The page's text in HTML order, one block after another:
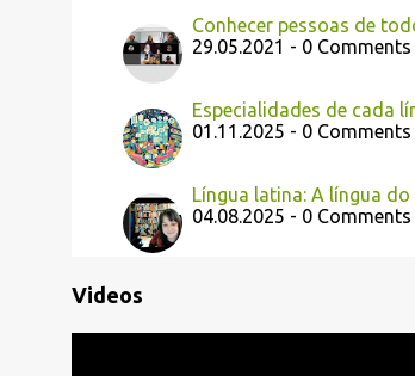
Conhecer pessoas de
29.05.2021 - 0 Comments
Especialidades de cada
01.11.2025 - 0 Comments
Língua latina: A língua
04.08.2025 - 0 Comments
Videos